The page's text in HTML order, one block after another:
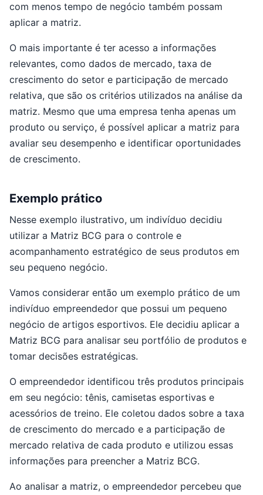
com menos tempo de negócio também possam
aplicar a matriz.
O mais importante é ter acesso a informações
relevantes, como dados de mercado, taxa de
crescimento do setor e participação de mercado
relativa, que são os critérios utilizados na análise da
matriz. Mesmo que uma empresa tenha apenas um
produto ou serviço, é possível aplicar a matriz para
avaliar seu desempenho e identificar oportunidades
de crescimento.
Exemplo prático
Nesse exemplo ilustrativo, um indivíduo decidiu
utilizar a Matriz BCG para o controle e
acompanhamento estratégico de seus produtos em
seu pequeno negócio.
Vamos considerar então um exemplo prático de um
indivíduo empreendedor que possui um pequeno
negócio de artigos esportivos. Ele decidiu aplicar a
Matriz BCG para analisar seu portfólio de produtos e
tomar decisões estratégicas.
O empreendedor identificou três produtos principais
em seu negócio: tênis, camisetas esportivas e
acessórios de treino. Ele coletou dados sobre a taxa
de crescimento do mercado e a participação de
mercado relativa de cada produto e utilizou essas
informações para preencher a Matriz BCG.
Ao analisar a matriz, o empreendedor percebeu que